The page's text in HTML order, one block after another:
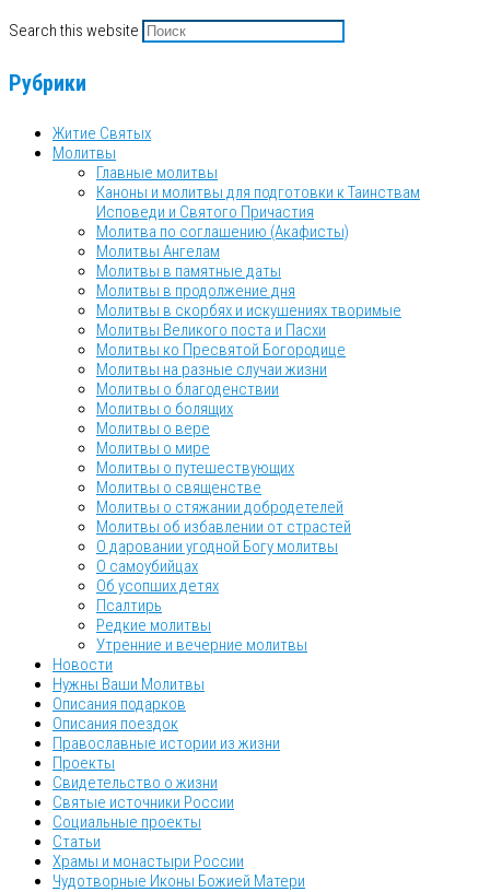
Search this website
Рубрики
Житие Святых
Молитвы
Главные молитвы
Каноны и молитвы для подготовки к Таинствам
Исповеди и Святого Причастия
Молитва по соглашению (Акафисты)
Молитвы Ангелам
Молитвы в памятные даты
Молитвы в продолжение дня
Молитвы в скорбях и искушениях творимые
Молитвы Великого поста и Пасхи
Молитвы ко Пресвятой Богородице
Молитвы на разные случаи жизни
Молитвы о благоденствии
Молитвы о болящих
Молитвы о вере
Молитвы о мире
Молитвы о путешествующих
Молитвы о священстве
Молитвы о стяжании добродетелей
Молитвы об избавлении от страстей
О даровании угодной Богу молитвы
О самоубийцах
Об усопших детях
Псалтирь
Редкие молитвы
Утренние и вечерние молитвы
Новости
Нужны Ваши Молитвы
Описания подарков
Описания поездок
Православные истории из жизни
Проекты
Свидетельство о жизни
Святые источники России
Социальные проекты
Статьи
Храмы и монастыри России
Чудотворные Иконы Божией Матери